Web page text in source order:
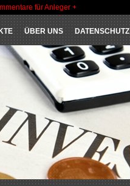
für Anleger +
ÜBER UNS DATENSCHUTZ